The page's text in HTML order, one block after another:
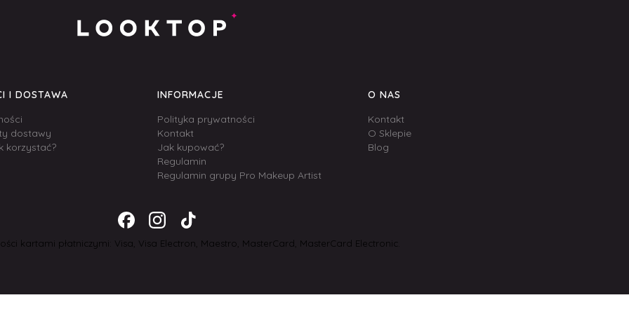
I DOSTAWA
dostawy
korzystać?
INFORMACJE
Polityka prywatności
Kontakt
Jak kupować?
Regulamin
Regulamin grupy Pro Makeup Artist
O NAS
Kontakt
O Sklepie
Blog
kartami płatniczymi: Visa, Visa Electron, Maestro, MasterCard, MasterCard Electronic.